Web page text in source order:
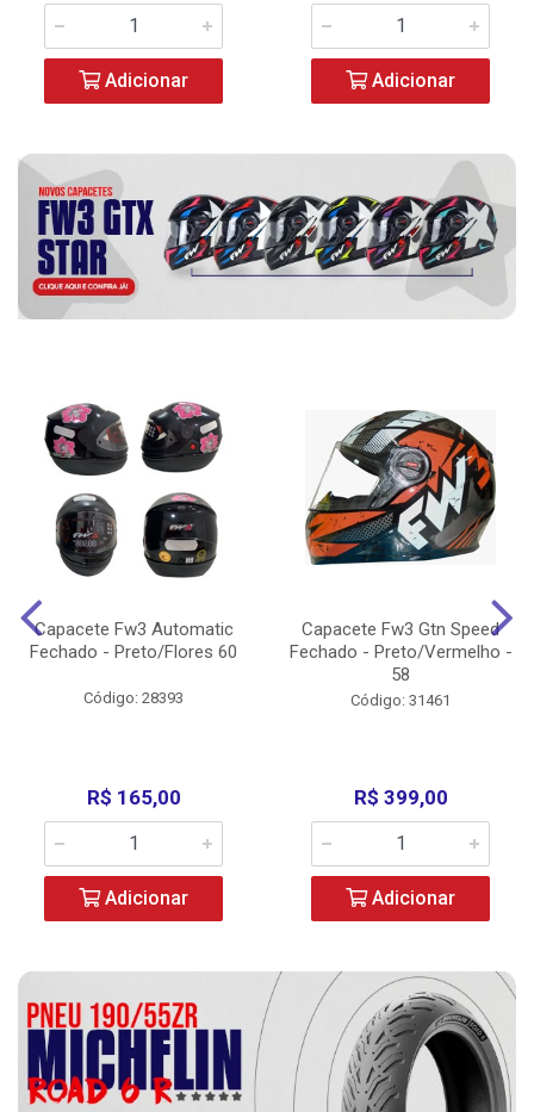
Adicionar Adicionar
Capacete Fw3 Automatic
Fechado - Preto/Flores 60
Código: 28393
R$ 165,00
Adicionar
Capacete Fw3 Gtn Speed
Fechado - Preto/Vermelho -
58
Código: 31461
R$ 399,00
Adicionar